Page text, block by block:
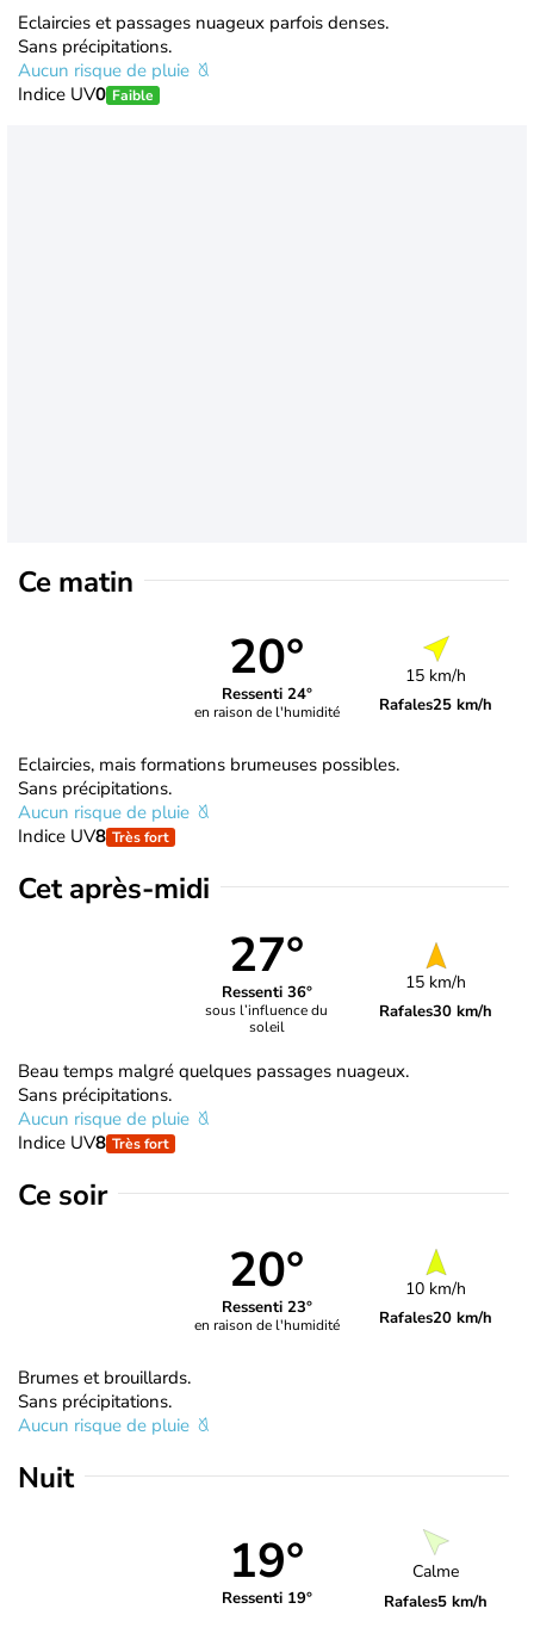
Eclaircies et passages nuageux parfois denses.
Sans précipitations.
Aucun risque de pluie
Indice UV0 Faible
Ce matin
20°
Ressenti 24°
en raison de l'humidité
15 km/h
Rafales25 km/h
Eclaircies, mais formations brumeuses possibles.
Sans précipitations.
Aucun risque de pluie
Indice UV8 Très fort
Cet après-midi
27°
Ressenti 36°
sous l’influence du
soleil
15 km/h
Rafales30 km/h
Beau temps malgré quelques passages nuageux.
Sans précipitations.
Aucun risque de pluie
Indice UV8 Très fort
Ce soir
20°
Ressenti 23°
en raison de l'humidité
10 km/h
Rafales20 km/h
Brumes et brouillards.
Sans précipitations.
Aucun risque de pluie
Nuit
19°
Ressenti 19°
Calme
Rafales5 km/h